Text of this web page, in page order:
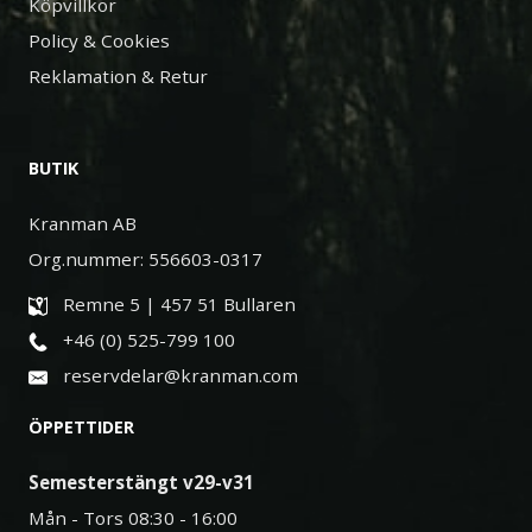
Köpvillkor
Policy & Cookies
Reklamation & Retur
BUTIK
Kranman AB
Org.nummer: 556603-0317
Remne 5 | 457 51 Bullaren
+46 (0) 525-799 100
reservdelar@kranman.com
ÖPPETTIDER
Semesterstängt v29-v31
Mån - Tors 08:30 - 16:00